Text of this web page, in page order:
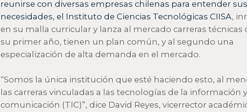
reunirse con diversas empresas chilenas para entender sus
necesidades, el Instituto de Ciencias Tecnológicas CIISA,
en su malla curricular y lanza al mercado carreras técnicas
su primer año, tienen un plan común, y al segundo una
especialización de alta demanda en el mercado.
“Somos la única institución que esté haciendo esto, al
las carreras vinculadas a las tecnologías de la información
comunicación (TIC)”, dice David Reyes, vicerrector